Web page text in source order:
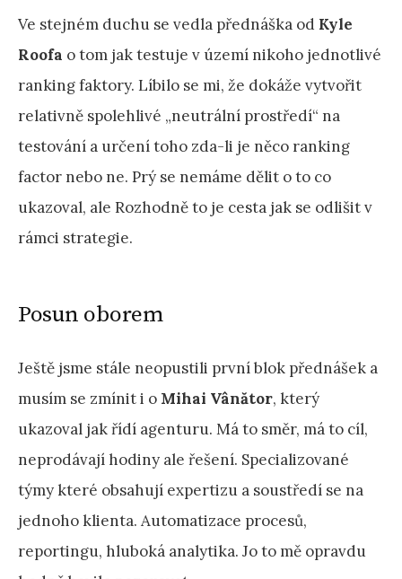
Ve stejném duchu se vedla přednáška od Kyle
Roofa o tom jak testuje v území nikoho jednotlivé
ranking faktory. Líbilo se mi, že dokáže vytvořit
relativně spolehlivé „neutrální prostředí“ na
testování a určení toho zda-li je něco ranking
factor nebo ne. Prý se nemáme dělit o to co
ukazoval, ale Rozhodně to je cesta jak se odlišit v
rámci strategie.
Posun oborem
Ještě jsme stále neopustili první blok přednášek a
musím se zmínit i o Mihai Vânător, který
ukazoval jak řídí agenturu. Má to směr, má to cíl,
neprodávají hodiny ale řešení. Specializované
týmy které obsahují expertizu a soustředí se na
jednoho klienta. Automatizace procesů,
reportingu, hluboká analytika. Jo to mě opravdu